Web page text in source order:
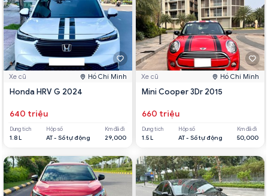
Xe cũ Hồ Chí Minh
Honda HRV G 2024
640 triệu
Dung tích
1.8 L
Hộp số
AT - Số tự động
Km đã đi
29,000
Xe cũ Hồ Chí Minh
Mini Cooper 3Dr 2015
660 triệu
Dung tích
1.5 L
Hộp số
AT - Số tự động
Km đã đi
50,000